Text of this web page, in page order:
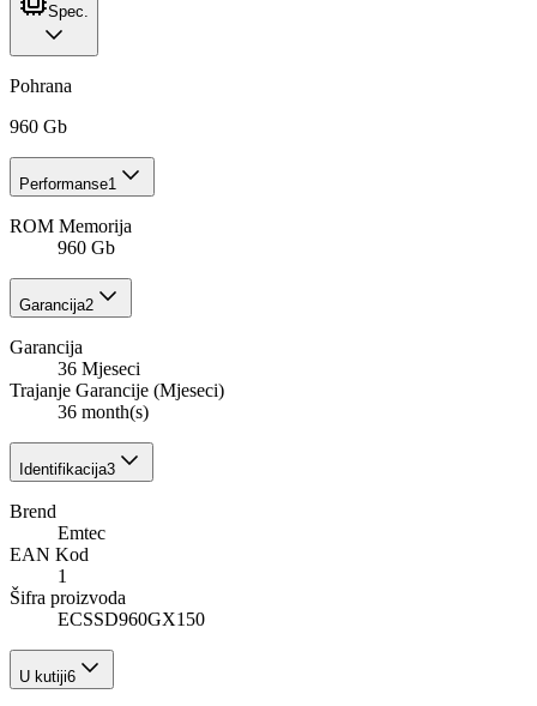
Spec.
Pohrana
960 Gb
Performanse1
ROM Memorija
960 Gb
Garancija2
Garancija
36 Mjeseci
Trajanje Garancije (Mjeseci)
36 month(s)
Identifikacija3
Brend
Emtec
EAN Kod
1
Šifra proizvoda
ECSSD960GX150
U kutiji6